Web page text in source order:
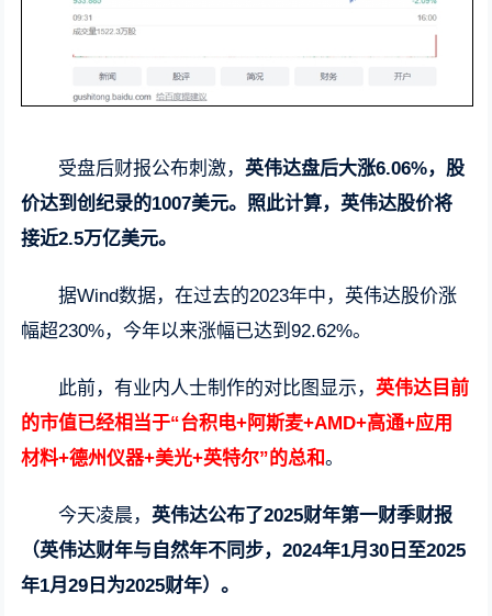
受盘后财报公布刺激， 英伟达盘后大涨6.06%，股
价达到创纪录的1007美元。照此计算，英伟达股价将
接近2.5万亿美元。
据Wind数据，在过去的2023年中，英伟达股价涨
幅超230%，今年以来涨幅已达到92.62%。
此前，有业内人士制作的对比图显示， 英伟达目前
的市值已经相当于“台积电+阿斯麦+AMD+高通+应用
材料+德州仪器+美光+英特尔”的总和。
今天凌晨， 英伟达公布了2025财年第一财季财报
（英伟达财年与自然年不同步，2024年1月30日至2025
年1月29日为2025财年）。